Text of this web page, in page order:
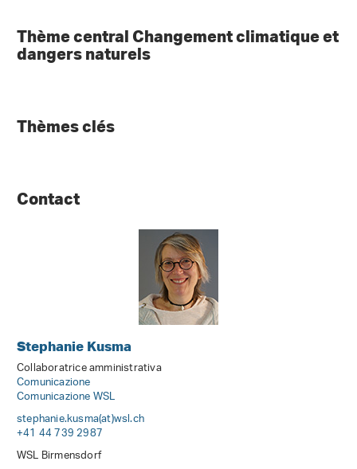
Thème central Changement climatique et
dangers naturels
Thèmes clés
Contact
Stephanie Kusma
Collaboratrice amministrativa
Comunicazione
Comunicazione WSL
stephanie.kusma(at)wsl.ch
+41 44 739 2987
WSL Birmensdorf